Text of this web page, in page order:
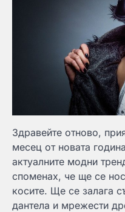
Здравейте отново,
месец от новата
актуалните модни
споменах, че ще се
косите. Ще се залага
дантела и мрежести